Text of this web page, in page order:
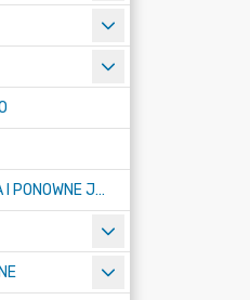
INFORMACJA PUBLICZNA I PONOWNE JEJ WYKORZYSTYWANIE